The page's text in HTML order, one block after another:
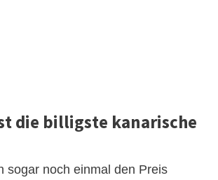
die billigste kanarische
sogar noch einmal den Preis